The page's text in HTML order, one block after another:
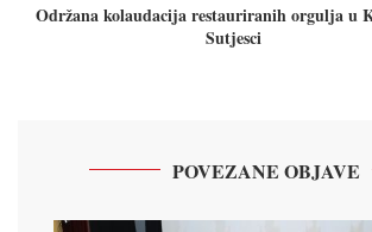
Održana kolaudacija restauriranih orgulja u
Sutjesci
POVEZANE OBJAVE